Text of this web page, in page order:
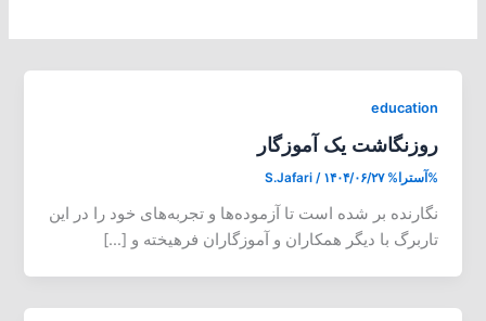
education
روزنگاشت یک آموزگار
%آسترا% S.Jafari / ۱۴۰۴/۰۶/۲۷
نگارنده بر شده است تا آزموده‌ها و تجربه‌های خود را در این
تاربرگ با دیگر همکاران و آموزگاران فرهیخته و […]